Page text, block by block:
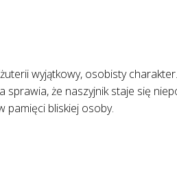
wyjątkowy, osobisty
sprawia, że naszyjnik staje się
pamięci bliskiej osoby.